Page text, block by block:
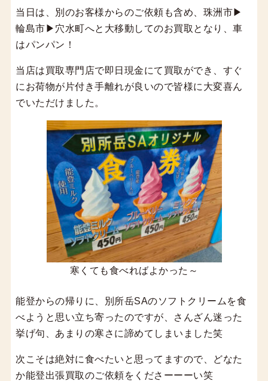
当日は、別のお客様からのご依頼も含め、珠洲市▶
輪島市▶穴水町へと大移動してのお買取となり、車
はパンパン！
当店は買取専門店で即日現金にて買取ができ、すぐ
にお荷物が片付き手離れが良いので皆様に大変喜ん
でいただけました。
寒くても食べればよかった～
能登からの帰りに、別所岳SAのソフトクリームを食
べようと思い立ち寄ったのですが、さんざん迷った
挙げ句、あまりの寒さに諦めてしまいました笑
次こそは絶対に食べたいと思ってますので、どなた
か能登出張買取のご依頼をくださーーーい笑